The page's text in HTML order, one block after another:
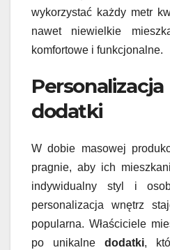
wykorzystać każdy metr
nawet niewielkie
komfortowe i funkcjonalne.
dodatki
W dobie masowej
pragnie, aby ich
indywidualny styl i
personalizacja wnętrz
popularna. Właściciele
po unikalne dodatki,